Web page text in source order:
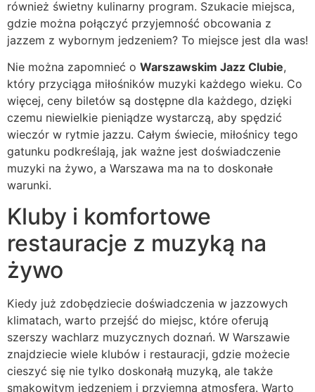
również świetny kulinarny program. Szukacie miejsca,
gdzie można połączyć przyjemność obcowania z
jazzem z wybornym jedzeniem? To miejsce jest dla was!
Nie można zapomnieć o Warszawskim Jazz Clubie,
który przyciąga miłośników muzyki każdego wieku. Co
więcej, ceny biletów są dostępne dla każdego, dzięki
czemu niewielkie pieniądze wystarczą, aby spędzić
wieczór w rytmie jazzu. Całym świecie, miłośnicy tego
gatunku podkreślają, jak ważne jest doświadczenie
muzyki na żywo, a Warszawa ma na to doskonałe
warunki.
Kluby i komfortowe
restauracje z muzyką na
żywo
Kiedy już zdobędziecie doświadczenia w jazzowych
klimatach, warto przejść do miejsc, które oferują
szerszy wachlarz muzycznych doznań. W Warszawie
znajdziecie wiele klubów i restauracji, gdzie możecie
cieszyć się nie tylko doskonałą muzyką, ale także
smakowitym jedzeniem i przyjemną atmosferą. Warto